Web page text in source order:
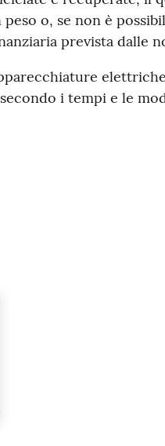
o, se non è
prevista dalle
i tempi e le